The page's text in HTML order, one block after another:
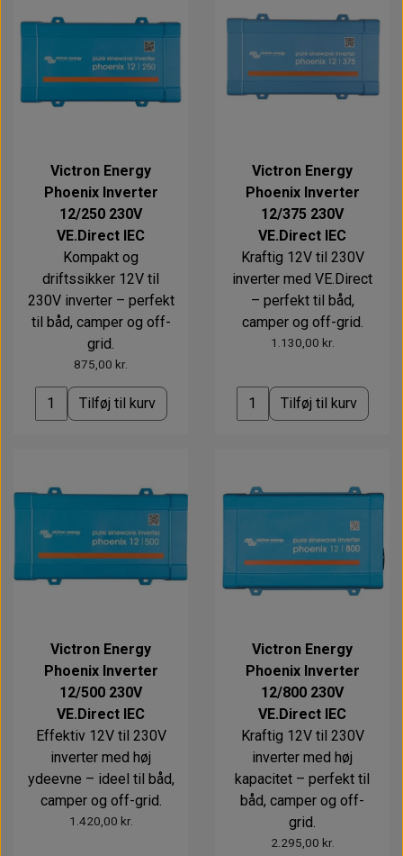
Victron Energy
Phoenix Inverter
12/250 230V
VE.Direct IEC
Kompakt og
driftssikker 12V til
230V inverter – perfekt
til båd, camper og off-
grid.
875,00 kr.
Tilføj til kurv
Victron Energy
Phoenix Inverter
12/375 230V
VE.Direct IEC
Kraftig 12V til 230V
inverter med VE.Direct
– perfekt til båd,
camper og off-grid.
1.130,00 kr.
Tilføj til kurv
Victron Energy
Phoenix Inverter
12/500 230V
VE.Direct IEC
Effektiv 12V til 230V
inverter med høj
ydeevne – ideel til båd,
camper og off-grid.
1.420,00 kr.
Victron Energy
Phoenix Inverter
12/800 230V
VE.Direct IEC
Kraftig 12V til 230V
inverter med høj
kapacitet – perfekt til
båd, camper og off-
grid.
2.295,00 kr.